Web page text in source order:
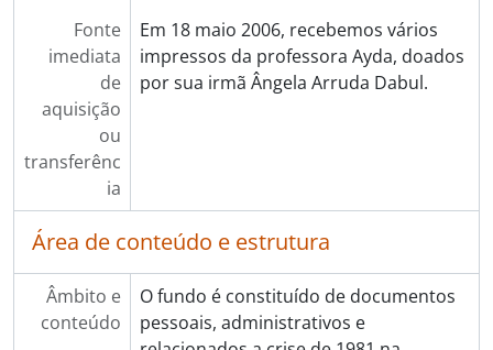
Fonte
imediata
de
aquisição
ou
transferênc
ia
Em 18 maio 2006, recebemos vários
impressos da professora Ayda, doados
por sua irmã Ângela Arruda Dabul.
Área de conteúdo e estrutura
Âmbito e
conteúdo
O fundo é constituído de documentos
pessoais, administrativos e